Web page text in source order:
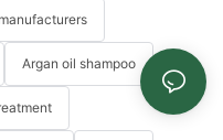
Argan oil shampoo